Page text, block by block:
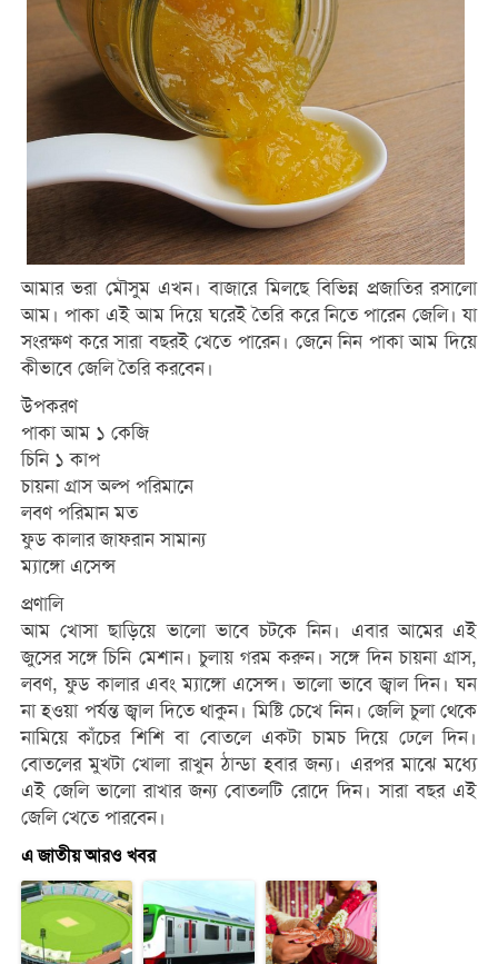
আমার ভরা মৌসুম এখন। বাজারে মিলছে বিভিন্ন প্রজাতির রসালো
আম। পাকা এই আম দিয়ে ঘরেই তৈরি করে নিতে পারেন জেলি। যা
সংরক্ষণ করে সারা বছরই খেতে পারেন। জেনে নিন পাকা আম দিয়ে
কীভাবে জেলি তৈরি করবেন।
উপকরণ
পাকা আম ১ কেজি
চিনি ১ কাপ
চায়না গ্রাস অল্প পরিমানে
লবণ পরিমান মত
ফুড কালার জাফরান সামান্য
ম্যাঙ্গো এসেন্স
প্রণালি
আম খোসা ছাড়িয়ে ভালো ভাবে চটকে নিন। এবার আমের এই
জুসের সঙ্গে চিনি মেশান। চুলায় গরম করুন। সঙ্গে দিন চায়না গ্রাস,
লবণ, ফুড কালার এবং ম্যাঙ্গো এসেন্স। ভালো ভাবে জ্বাল দিন। ঘন
না হওয়া পর্যন্ত জ্বাল দিতে থাকুন। মিষ্টি চেখে নিন। জেলি চুলা থেকে
নামিয়ে কাঁচের শিশি বা বোতলে একটা চামচ দিয়ে ঢেলে দিন।
বোতলের মুখটা খোলা রাখুন ঠান্ডা হবার জন্য। এরপর মাঝে মধ্যে
এই জেলি ভালো রাখার জন্য বোতলটি রোদে দিন। সারা বছর এই
জেলি খেতে পারবেন।
এ জাতীয় আরও খবর